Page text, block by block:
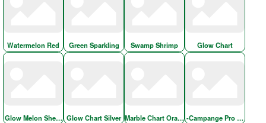
Watermelon Red Green Sparkling Swamp Shrimp Glow Chart
Glow Melon SherbetGlow Chart Silver Marble Chart Orange-Campange Pro Blue